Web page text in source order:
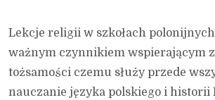
Lekcje religii w szkołach
ważnym czynnikiem wspierającym
tożsamości czemu służy przede
nauczanie języka polskiego i historii